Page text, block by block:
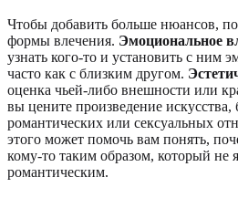
Чтобы добавить больше нюансов,
формы влечения. Эмоциональное
узнать кого-то и установить с ним
часто как с близким другом.
оценка чьей-либо внешности или
вы цените произведение искусства,
романтических или сексуальных
этого может помочь вам понять,
кому-то таким образом, который не
романтическим.